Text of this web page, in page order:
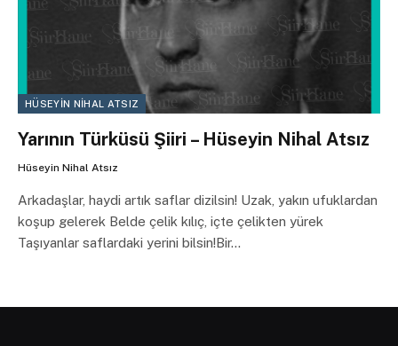
HÜSEYIN NIHAL ATSIZ
Yarının Türküsü Şiiri – Hüseyin Nihal Atsız
Hüseyin Nihal Atsız
Arkadaşlar, haydi artık saflar dizilsin! Uzak, yakın ufuklardan
koşup gelerek Belde çelik kılıç, içte çelikten yürek
Taşıyanlar saflardaki yerini bilsin!Bir…